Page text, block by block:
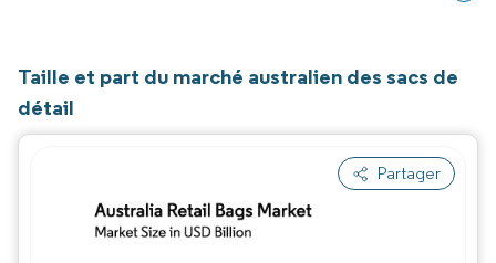
Taille et part du marché australien des sacs de
détail
Partager